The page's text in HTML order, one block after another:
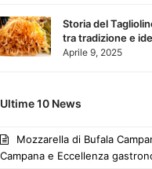
Storia del
tra tradizione e
Aprile 9, 2025
Ultime 10 News
Mozzarella di Bufala
Campana e Eccellenza